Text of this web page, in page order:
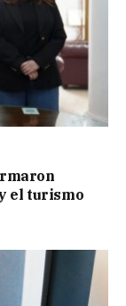
el turismo